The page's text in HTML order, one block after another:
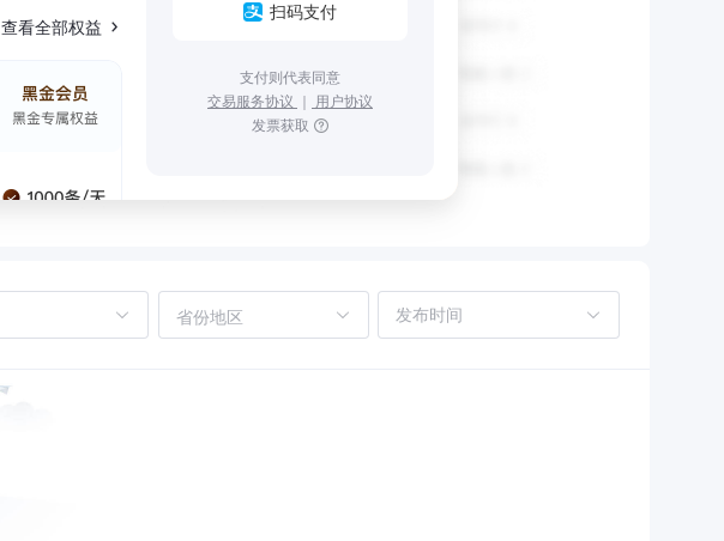
查看全部权益
扫码支付
支付则代表同意
交易服务协议 ｜ 用户协议
发票获取
省份地区